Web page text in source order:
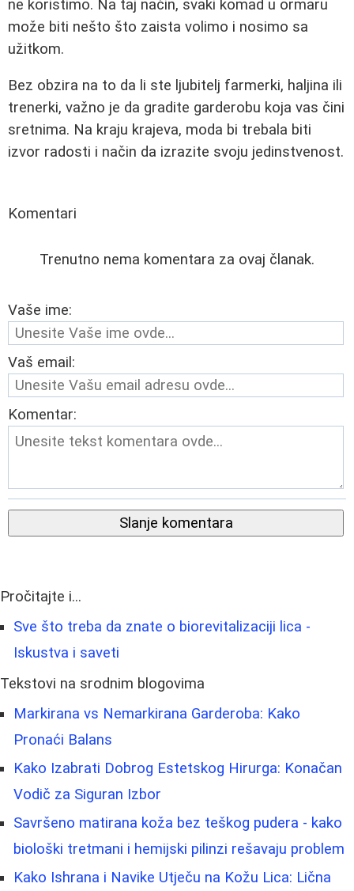
ne koristimo. Na taj način, svaki komad u ormaru
može biti nešto što zaista volimo i nosimo sa
užitkom.
Bez obzira na to da li ste ljubitelj farmerki, haljina ili
trenerki, važno je da gradite garderobu koja vas čini
sretnima. Na kraju krajeva, moda bi trebala biti
izvor radosti i način da izrazite svoju jedinstvenost.
Komentari
Trenutno nema komentara za ovaj članak.
Vaše ime:
Vaš email:
Komentar:
Slanje komentara
Pročitajte i...
Sve što treba da znate o biorevitalizaciji lica -
Iskustva i saveti
Tekstovi na srodnim blogovima
Markirana vs Nemarkirana Garderoba: Kako
Pronaći Balans
Kako Izabrati Dobrog Estetskog Hirurga: Konačan
Vodič za Siguran Izbor
Savršeno matirana koža bez teškog pudera - kako
biološki tretmani i hemijski pilinzi rešavaju problem
Kako Ishrana i Navike Utječu na Kožu Lica: Lična